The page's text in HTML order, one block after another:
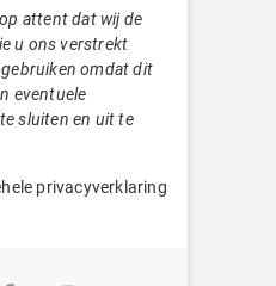
attent dat wij de
u ons verstrekt
omdat dit
eventuele
sluiten en uit te
privacyverklaring